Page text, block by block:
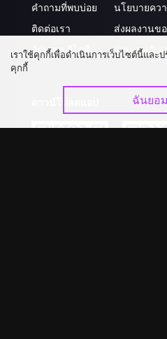
คำถามที่พบบ่อย
ติดต่อเรา
อัปเกรด วีไอพี
นโยบายคว
ส่งผลงานข
ร่วมงานกับเ
เราใช้คุกกี้เพื่อดำเนินการเว็บไซต์นี้และ
คุกกี้
ฉันยอ